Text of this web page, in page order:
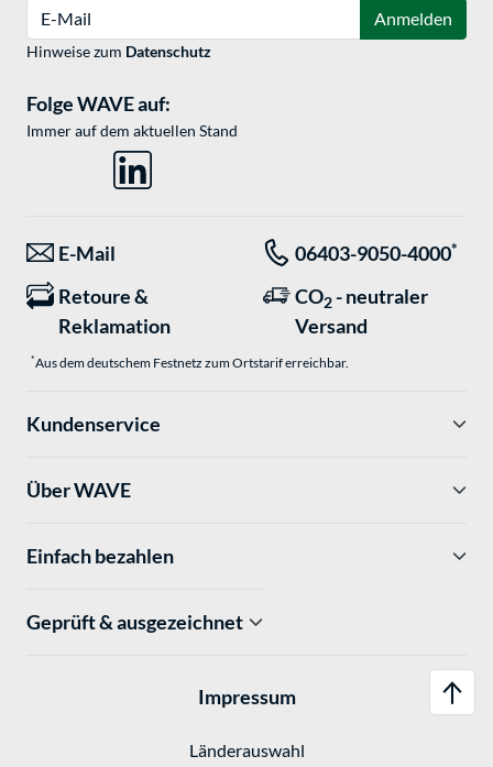
Anmelden
Hinweise zum Datenschutz
Folge WAVE auf:
Immer auf dem aktuellen Stand
E-Mail 06403-9050-4000*
Retoure &
Reklamation
CO2 - neutraler
Versand
*Aus dem deutschem Festnetz zum Ortstarif erreichbar.
Kundenservice
Über WAVE
Einfach bezahlen
Geprüft & ausgezeichnet
Impressum
Länderauswahl